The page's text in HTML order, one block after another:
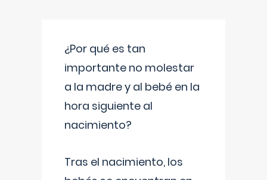
¿Por qué es tan
importante no molestar
a la madre y al bebé en la
hora siguiente al
nacimiento?
Tras el nacimiento, los